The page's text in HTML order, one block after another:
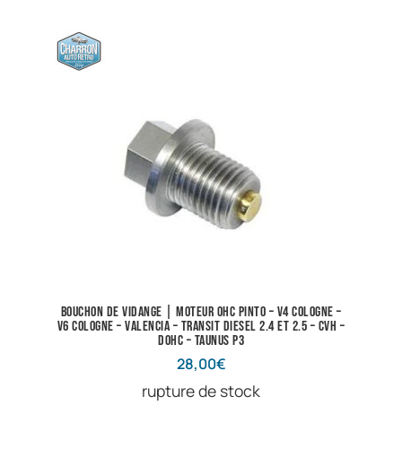
Bouchon de vidange | Moteur OHC Pinto – V4 Cologne –
V6 Cologne – Valencia – Transit diesel 2.4 et 2.5 – CVH –
DOHC – Taunus P3
28,00€
rupture de stock